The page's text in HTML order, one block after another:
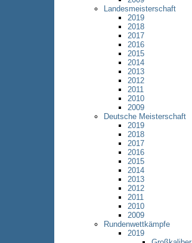
Landesmeisterschaft
2019
2018
2017
2016
2015
2014
2013
2012
2011
2010
2009
Deutsche Meisterschaft
2019
2018
2017
2016
2015
2014
2013
2012
2011
2010
2009
Rundenwettkämpfe
2019